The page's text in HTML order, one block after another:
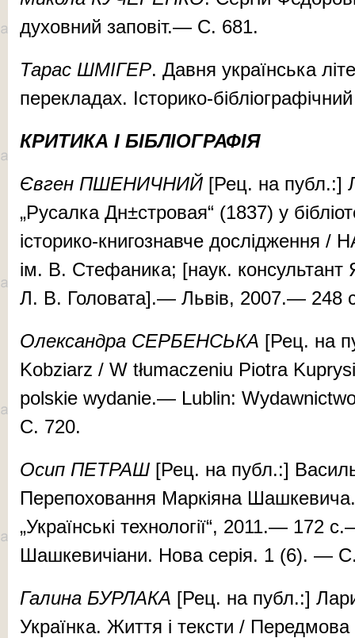
духовний заповіт.— С. 681.
Тарас ШМІГЕР. Давня українська
перекладах. Історико-
КРИТИКА І БІБЛІОГРАФІЯ
Євген ПШЕНИЧНИЙ [Рец. на публ.:]
„Русалка Дн±стровая“ (1837) у
історико-книгознавче дослідження /
ім. В. Стефаника; [наук. консультант
Л. В. Головата].— Львів, 2007.— 248
Олександра СЕРБЕНСЬКА [Рец. на
Kоbziarz / W tłumaczeniu Piotra
polskie wydanie.— Lublin:
С. 720.
Осип ПЕТРАШ [Рец. на публ.:]
Перепоховання Маркіяна
„Українські технології“, 2011.— 172
Шашкевичіани. Нова серія. 1 (6). —
Галина БУРЛАКА [Рец. на публ.:]
Українка. Життя і тексти /